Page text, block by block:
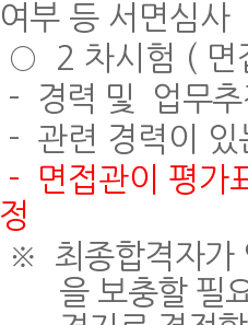
여부 등 서면심사
○
2 차시험 ( 면
-
경력 및
업무
- 관련 경력이
-
면접관이 평가
정
※
최종합격자가
을 보충할 필